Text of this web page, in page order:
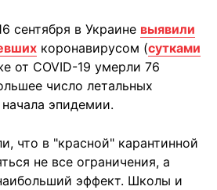
сентября в Украине выявили
коронавирусом (сутками
от COVID-19 умерли 76
число летальных
эпидемии.
что в "красной" карантинной
не все ограничения, а
эффект. Школы и